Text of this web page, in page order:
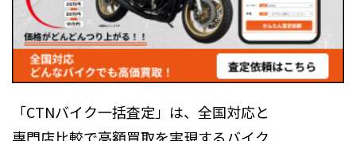
「CTNバイク一括査定」は、全国対応と
専門店比較で高額買取を実現するバイク